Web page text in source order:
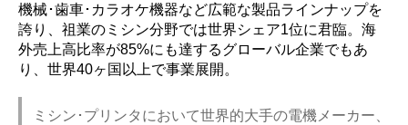
機械･歯車･カラオケ機器など広範な製品ラインナップを
誇り、祖業のミシン分野では世界シェア1位に君臨。海
外売上高比率が85%にも達するグローバル企業でもあ
り、世界40ヶ国以上で事業展開。
ミシン･プリンタにおいて世界的大手の電機メーカー、